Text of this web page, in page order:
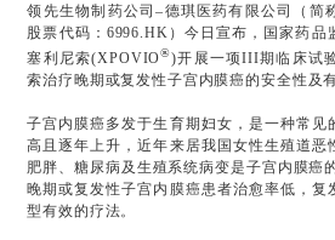
领先生物制药公司–德琪医药有限公司（简
股票代码：6996.HK）今日宣布，国家药品
塞利尼索(XPOVIO®)开展一项III期临床试
索治疗晚期或复发性子宫内膜癌的安全性及
子宫内膜癌多发于生育期妇女，是一种常见
高且逐年上升，近年来居我国女性生殖道恶
肥胖、糖尿病及生殖系统病变是子宫内膜癌
晚期或复发性子宫内膜癌患者治愈率低，复
型有效的疗法。